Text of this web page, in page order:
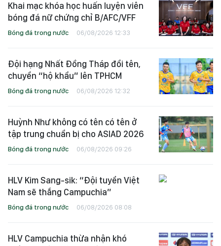
Khai mạc khóa học huấn luyện viên
bóng đá nữ chứng chỉ B/AFC/VFF
Bóng đá trong nước 06/08/2026 12:33
Đội hạng Nhất Đồng Tháp đổi tên,
chuyển “hộ khẩu” lên TPHCM
Bóng đá trong nước 06/08/2026 12:32
Huỳnh Như không có tên có tên ở
tập trung chuẩn bị cho ASIAD 2026
Bóng đá trong nước 06/08/2026 09:26
HLV Kim Sang-sik: “Đội tuyển Việt
Nam sẽ thắng Campuchia”
Bóng đá trong nước 06/08/2026 08:08
HLV Campuchia thừa nhận khó